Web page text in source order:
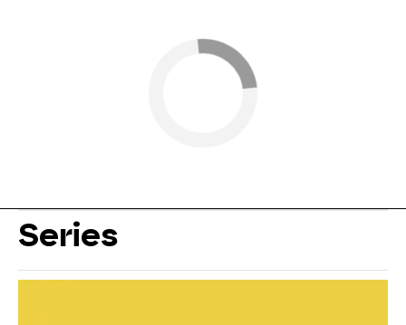
Series